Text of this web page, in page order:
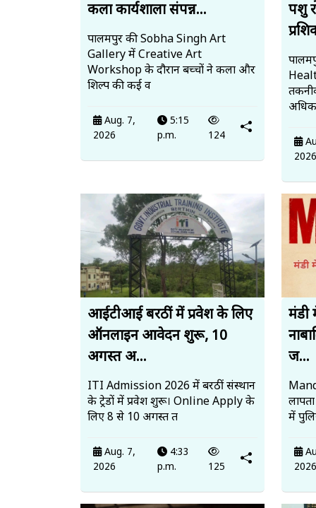
कला कार्यशाला संपन्न...
पालमपुर की Sobha Singh Art
Gallery में Creative Art
Workshop के दौरान बच्चों ने कला और
शिल्प की कई व
Aug. 7,
2026
5:15
p.m.
124
पशु
2026
आईटीआई बरठीं में प्रवेश के लिए
ऑनलाइन आवेदन शुरू, 10
अगस्त अ...
ITI Admission 2026 में बरठीं संस्थान
के ट्रेडों में प्रवेश शुरू। Online Apply के
लिए 8 से 10 अगस्त त
Aug. 7,
2026
4:33
p.m.
125
मंडी
ज...
में
2026